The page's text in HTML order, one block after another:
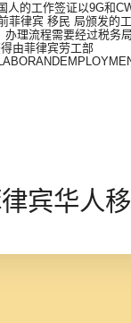
的工作签证以9G和
菲律宾 移民 局颁发的
办理流程需要经过税务
由菲律宾劳工部
宾华人